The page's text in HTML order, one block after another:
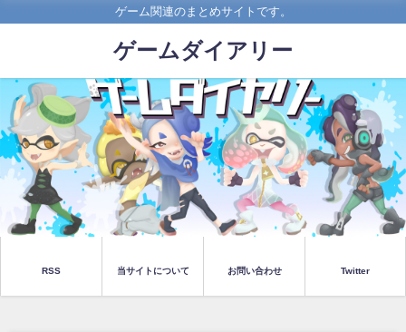
ゲーム関連のまとめサイトです。
ゲームダイアリー
RSS 当サイトについて お問い合わせ Twitter